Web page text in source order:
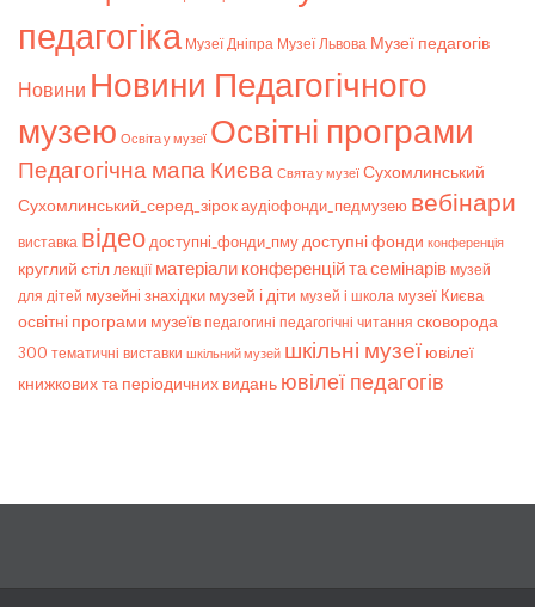
педагогіка Музеї Дніпра Музеї Львова Музеї педагогів
Новини Новини Педагогічного
музею Освіта у музеї Освітні програми
Педагогічна мапа Києва Свята у музеї Сухомлинський
Сухомлинський_серед_зірокаудіофонди_педмузею вебінари
виставка відеодоступні_фонди_пмудоступні фонди конференція
круглий стіл лекції матеріали конференцій та семінарів музей
для дітей музейні знахідки музей і діти музей і школа музеї Києва
освітні програми музеїв педагогині педагогічні читання сковорода
300 тематичні виставки шкільний музей шкільні музеї ювілеї
книжкових та періодичних видань ювілеї педагогів